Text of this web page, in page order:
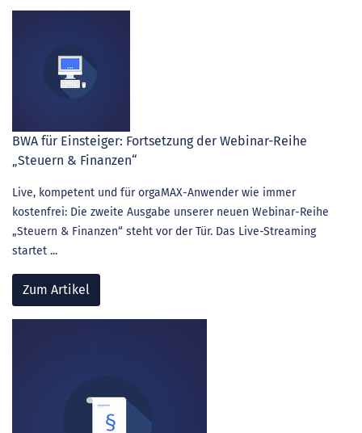
BWA für Einsteiger: Fortsetzung der Webinar-Reihe
„Steuern & Finanzen“
Live, kompetent und für orgaMAX-Anwender wie immer
kostenfrei: Die zweite Ausgabe unserer neuen Webinar-Reihe
„Steuern & Finanzen“ steht vor der Tür. Das Live-Streaming
startet ...
Zum Artikel